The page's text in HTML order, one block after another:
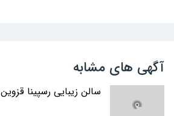
آگهی های مشابه
سالن زیبایی رسپینا قزوین